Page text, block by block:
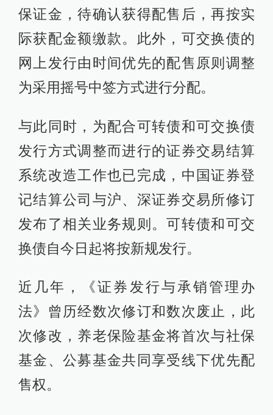
保证金，待确认获得配售后，再按实
际获配金额缴款。此外，可交换债的
网上发行由时间优先的配售原则调整
为采用摇号中签方式进行分配。
与此同时，为配合可转债和可交换债
发行方式调整而进行的证券交易结算
系统改造工作也已完成，中国证券登
记结算公司与沪、深证券交易所修订
发布了相关业务规则。可转债和可交
换债自今日起将按新规发行。
近几年，《证券发行与承销管理办
法》曾历经数次修订和数次废止，此
次修改，养老保险基金将首次与社保
基金、公募基金共同享受线下优先配
售权。